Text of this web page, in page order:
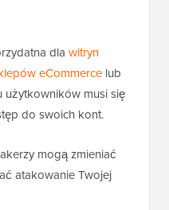
strony
IP, będziesz
do atakowania